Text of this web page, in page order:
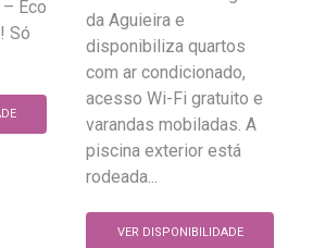
Eco
Só
da Aguieira e
disponibiliza quartos
com ar condicionado,
acesso Wi-Fi gratuito e
varandas mobiladas. A
piscina exterior está
rodeada...
VER DISPONIBILIDADE